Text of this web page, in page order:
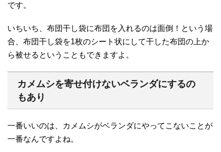
です。
いちいち、布団干し袋に布団を入れるのは面倒！という場
合、布団干し袋を1枚のシート状にして干した布団の上か
ら被せるということもできますよ。
カメムシを寄せ付けないベランダにするの
もあり
一番いいのは、カメムシがベランダにやってこないことが
一番なんですよね。